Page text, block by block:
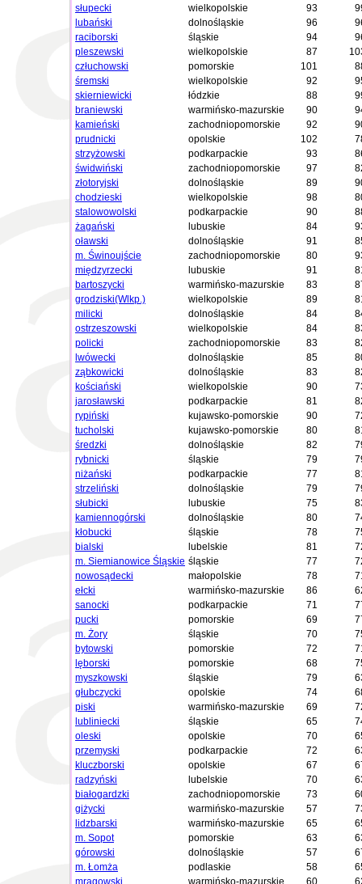
słupecki
wielkopolskie 93
lubański
dolnośląskie 96
raciborski
śląskie 94
pleszewski
wielkopolskie 87
człuchowski
pomorskie 101
śremski
wielkopolskie 92
skierniewicki
łódzkie 88
braniewski
warmińsko-mazurskie 90
kamieński
zachodniopomorskie 92
prudnicki
opolskie 102
strzyżowski
podkarpackie 93
świdwiński
zachodniopomorskie 97
złotoryjski
dolnośląskie 89
chodzieski
wielkopolskie 98
stalowowolski
podkarpackie 90
żagański
lubuskie 84
oławski
dolnośląskie 91
m. Świnoujście
zachodniopomorskie 80
międzyrzecki
lubuskie 91
bartoszycki
warmińsko-mazurskie 83
grodziski(Wlkp.)
wielkopolskie 89
milicki
dolnośląskie 84
ostrzeszowski
wielkopolskie 84
policki
zachodniopomorskie 83
lwówecki
dolnośląskie 85
ząbkowicki
dolnośląskie 83
kościański
wielkopolskie 90
jarosławski
podkarpackie 81
rypiński
kujawsko-pomorskie 90
tucholski
kujawsko-pomorskie 80
średzki
dolnośląskie 82
rybnicki
śląskie 79
niżański
podkarpackie 77
strzeliński
dolnośląskie 79
słubicki
lubuskie 75
kamiennogórski
dolnośląskie 80
kłobucki
śląskie 78
bialski
lubelskie 81
m. Siemianowice Śląskie śląskie 77
nowosądecki
małopolskie 78
ełcki
warmińsko-mazurskie 86
sanocki
podkarpackie 71
pucki
pomorskie 69
m. Żory
śląskie 70
bytowski
pomorskie 72
lęborski
pomorskie 68
myszkowski
śląskie 79
głubczycki
opolskie 74
piski
warmińsko-mazurskie 69
lubliniecki
śląskie 65
oleski
opolskie 70
przemyski
podkarpackie 72
kluczborski
opolskie 67
radzyński
lubelskie 70
białogardzki
zachodniopomorskie 73
giżycki
warmińsko-mazurskie 57
lidzbarski
warmińsko-mazurskie 65
m. Sopot
pomorskie 63
górowski
dolnośląskie 57
m. Łomża
podlaskie 58
mrągowski
warmińsko-mazurskie 60